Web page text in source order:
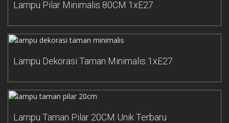
Lampu Pilar Minimalis 80CM 1xE27
Lampu Dekorasi Taman Minimalis 1xE27
Lampu Taman Pilar 20CM Unik Terbaru
Add to Wishlist